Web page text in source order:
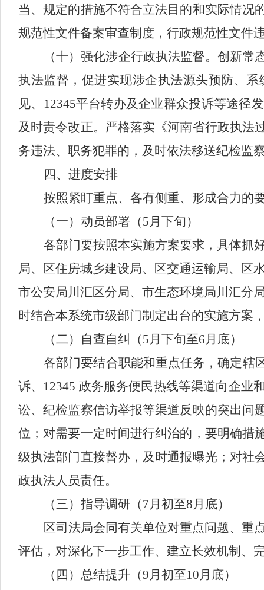
当、规定的措施不符合立法目的和实际情况
规范性文件备案审查制度，行政规范性文件
（十）强化涉企行政执法监督。创新常
执法监督，促进实现涉企执法源头预防、
见、
12345平台转办及企业群众投诉等途径
及时责令改正。严格落实《河南省行政执法
务违法、职务犯罪的，及时依法移送纪检监
四、进度安排
按照紧盯重点、各有侧重、形成合力的
（一）动员部署（5月 下旬 ）
各部门要按照本实施方案要求，具体抓
局、区住房城乡建设局、区交通运输局、区
市公安局川汇区分局、市生态环境局川汇分
时结合本系统市级部门制定出台的实施方案
（二）自查自纠
（5月 下旬至6月 底）
各部门要结合职能和重点任务，确定辖
诉、 12345 政务服务便民热线等渠道向企业
讼、纪检监察信访举报等渠道反映的突出问
位；对需要一定时间进行纠治的，要明确措
级执法部门直接督办，及时通报曝光；对社
政执法人员责任。
（三）指导调研（7月初至8月底）
区司法局会同有关单位对重点问题、重
评估，对深化下一步工作、建立长效机制、
（四）总结提升（9月 初至10月 底）